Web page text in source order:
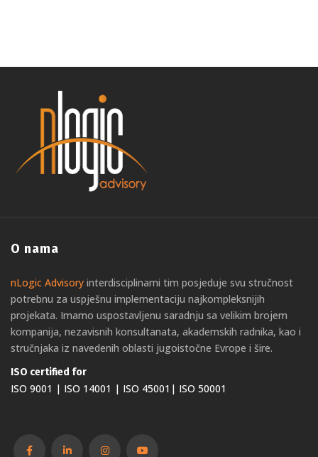
O nama
nLogic Advisory interdisciplinarni tim posjeduje svu stručnost
potrebnu za uspješnu implementaciju najkompleksnijih
projekata. Imamo uspostavljenu saradnju sa velikim brojem
kompanija, nezavisnih konsultanata, akademskih radnika, kao i
stručnjaka iz navedenih oblasti jugoistočne Evrope i šire.
ISO certified for
ISO 9001 | ISO 14001 | ISO 45001| ISO 50001